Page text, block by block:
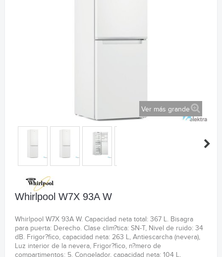
Ver más grande
Whirlpool W7X 93A W
Whirlpool W7X 93A W. Capacidad neta total: 367 L. Bisagra
para puerta: Derecho. Clase clim?tica: SN-T, Nivel de ruido: 34
dB. Frigor?fico, capacidad neta: 263 L, Antiescarcha (nevera),
Luz interior de la nevera, Frigor?fico, n?mero de
compartimentos: 5. Congelador, capacidad neta: 104 L,